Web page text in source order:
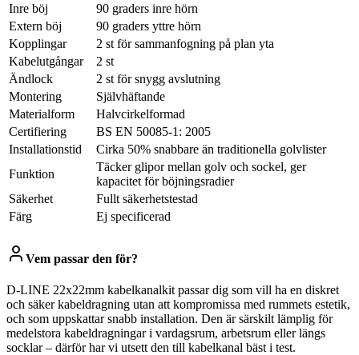
Inre böj
90 graders inre hörn
Extern böj
90 graders yttre hörn
Kopplingar
2 st för sammanfogning på plan yta
Kabelutgångar
2 st
Ändlock
2 st för snygg avslutning
Montering
Självhäftande
Materialform
Halvcirkelformad
Certifiering
BS EN 50085-1: 2005
Installationstid
Cirka 50% snabbare än traditionella golvlister
Funktion
Täcker glipor mellan golv och sockel, ger
kapacitet för böjningsradier
Säkerhet
Fullt säkerhetstestad
Färg
Ej specificerad
Vem passar den för?
D-LINE 22x22mm kabelkanalkit passar dig som vill ha en diskret
och säker kabeldragning utan att kompromissa med rummets estetik,
och som uppskattar snabb installation. Den är särskilt lämplig för
medelstora kabeldragningar i vardagsrum, arbetsrum eller längs
socklar – därför har vi utsett den till kabelkanal bäst i test.